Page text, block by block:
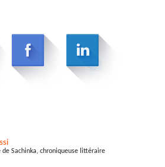
de Sachinka, chroniqueuse littéraire